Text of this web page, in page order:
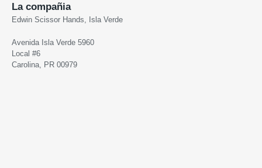
La compañia
Edwin Scissor Hands, Isla Verde
Avenida Isla Verde 5960
Local #6
Carolina, PR 00979